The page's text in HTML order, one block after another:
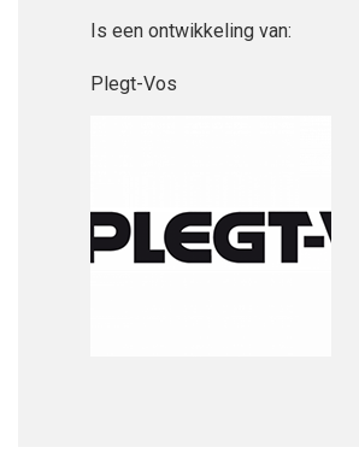
Is een ontwikkeling van:
Plegt-Vos